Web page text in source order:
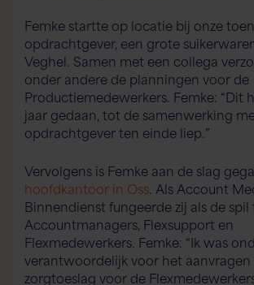
Femke startte op locatie bij onze
opdrachtgever, een grote
Veghel. Samen met een collega
onder andere de planningen voor de
Productiemedewerkers. Femke: “Dit
jaar gedaan, tot de samenwerking
opdrachtgever ten einde liep.”
Vervolgens is Femke aan de slag
hoofdkantoor in Oss. Als Account
Binnendienst fungeerde zij als de spil
Accountmanagers, Flexsupport en
Flexmedewerkers. Femke: “Ik was
verantwoordelijk voor het
zorgtoeslag voor de
Flexspecialisten Flex AI